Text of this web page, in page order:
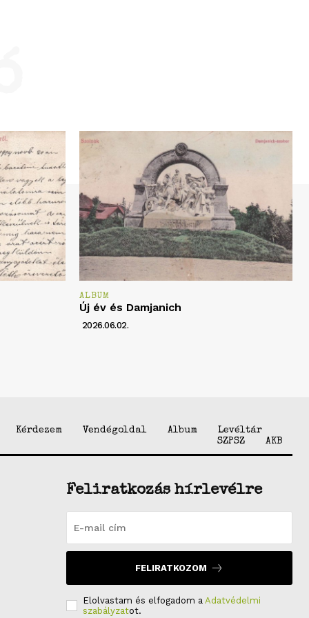
ALBUM
Új év és Damjanich
2026.06.02.
Kérdezem Vendégoldal Album
Levéltár
SZPSZ
AKB
Feliratkozás hírlevélre
FELIRATKOZOM
Elolvastam és elfogadom a Adatvédelmi
szabályzatot.